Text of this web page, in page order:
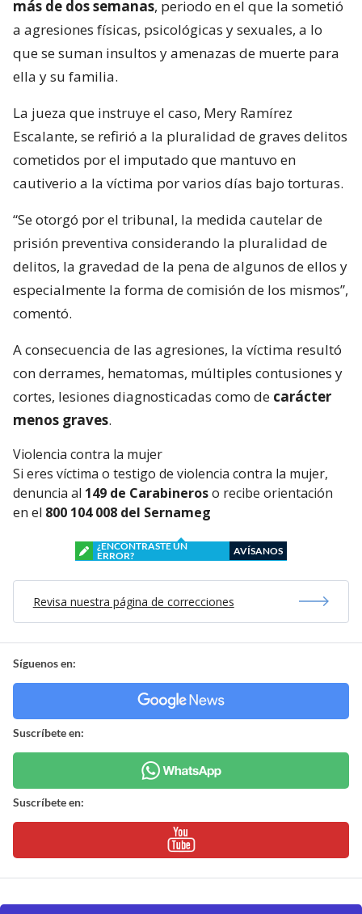
más de dos semanas, periodo en el que la sometió
a agresiones físicas, psicológicas y sexuales, a lo
que se suman insultos y amenazas de muerte para
ella y su familia.
La jueza que instruye el caso, Mery Ramírez
Escalante, se refirió a la pluralidad de graves delitos
cometidos por el imputado que mantuvo en
cautiverio a la víctima por varios días bajo torturas.
“Se otorgó por el tribunal, la medida cautelar de
prisión preventiva considerando la pluralidad de
delitos, la gravedad de la pena de algunos de ellos y
especialmente la forma de comisión de los mismos”,
comentó.
A consecuencia de las agresiones, la víctima resultó
con derrames, hematomas, múltiples contusiones y
cortes, lesiones diagnosticadas como de carácter
menos graves.
Violencia contra la mujer
Si eres víctima o testigo de violencia contra la mujer,
denuncia al 149 de Carabineroso recibe orientación
en el 800 104 008 del Sernameg
¿ENCONTRASTE UN
ERROR?
AVÍSANOS
Revisa nuestra página de correcciones
Síguenos en:
Suscríbete en:
Suscríbete en: